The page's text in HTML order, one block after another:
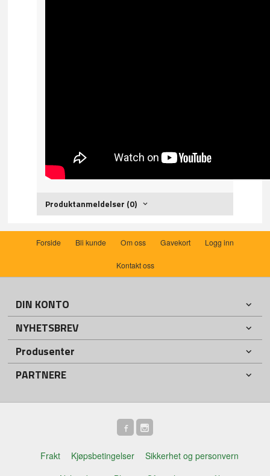
Produktanmeldelser (0)
Forside Bli kunde Om oss Gavekort Logg inn
Kontakt oss
DIN KONTO
NYHETSBREV
Produsenter
PARTNERE
Frakt Kjøpsbetingelser
Sikkerhet og personvern